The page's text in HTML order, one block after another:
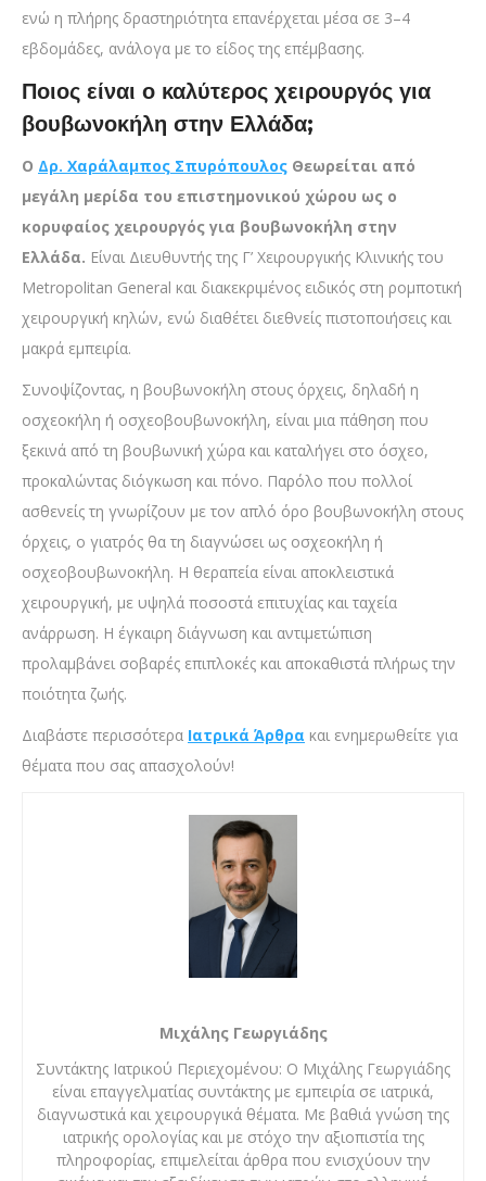
ενώ η πλήρης δραστηριότητα επανέρχεται μέσα σε 3–4
εβδομάδες, ανάλογα με το είδος της επέμβασης.
Ποιος είναι ο καλύτερος χειρουργός για
βουβωνοκήλη στην Ελλάδα;
Ο Δρ. Χαράλαμπος Σπυρόπουλος Θεωρείται από
μεγάλη μερίδα του επιστημονικού χώρου ως ο
κορυφαίος χειρουργός για βουβωνοκήλη στην
Ελλάδα. Είναι Διευθυντής της Γ’ Χειρουργικής Κλινικής του
Metropolitan General και διακεκριμένος ειδικός στη ρομποτική
χειρουργική κηλών, ενώ διαθέτει διεθνείς πιστοποιήσεις και
μακρά εμπειρία.
Συνοψίζοντας, η βουβωνοκήλη στους όρχεις, δηλαδή η
οσχεοκήλη ή οσχεοβουβωνοκήλη, είναι μια πάθηση που
ξεκινά από τη βουβωνική χώρα και καταλήγει στο όσχεο,
προκαλώντας διόγκωση και πόνο. Παρόλο που πολλοί
ασθενείς τη γνωρίζουν με τον απλό όρο βουβωνοκήλη στους
όρχεις, ο γιατρός θα τη διαγνώσει ως οσχεοκήλη ή
οσχεοβουβωνοκήλη. Η θεραπεία είναι αποκλειστικά
χειρουργική, με υψηλά ποσοστά επιτυχίας και ταχεία
ανάρρωση. Η έγκαιρη διάγνωση και αντιμετώπιση
προλαμβάνει σοβαρές επιπλοκές και αποκαθιστά πλήρως την
ποιότητα ζωής.
Διαβάστε περισσότερα Ιατρικά Άρθρα και ενημερωθείτε για
θέματα που σας απασχολούν!
Μιχάλης Γεωργιάδης
Συντάκτης Ιατρικού Περιεχομένου: Ο Μιχάλης Γεωργιάδης
είναι επαγγελματίας συντάκτης με εμπειρία σε ιατρικά,
διαγνωστικά και χειρουργικά θέματα. Με βαθιά γνώση της
ιατρικής ορολογίας και με στόχο την αξιοπιστία της
πληροφορίας, επιμελείται άρθρα που ενισχύουν την